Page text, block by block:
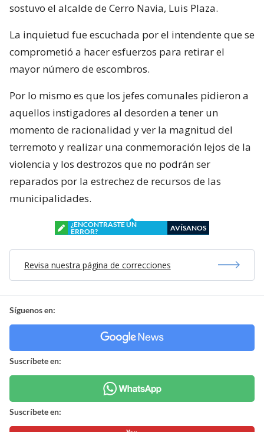
sostuvo el alcalde de Cerro Navia, Luis Plaza.
La inquietud fue escuchada por el intendente que se
comprometió a hacer esfuerzos para retirar el
mayor número de escombros.
Por lo mismo es que los jefes comunales pidieron a
aquellos instigadores al desorden a tener un
momento de racionalidad y ver la magnitud del
terremoto y realizar una conmemoración lejos de la
violencia y los destrozos que no podrán ser
reparados por la estrechez de recursos de las
municipalidades.
¿ENCONTRASTE UN
ERROR?
AVÍSANOS
Revisa nuestra página de correcciones
Síguenos en:
Suscríbete en:
Suscríbete en: